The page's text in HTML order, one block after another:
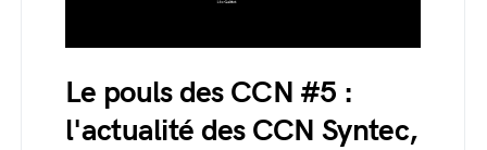
Le pouls des CCN #5 :
l'actualité des CCN Syntec,